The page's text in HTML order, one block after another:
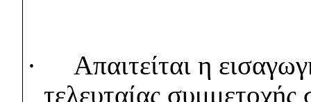
·
Απαιτείται η
τελευταίας συμμετοχής